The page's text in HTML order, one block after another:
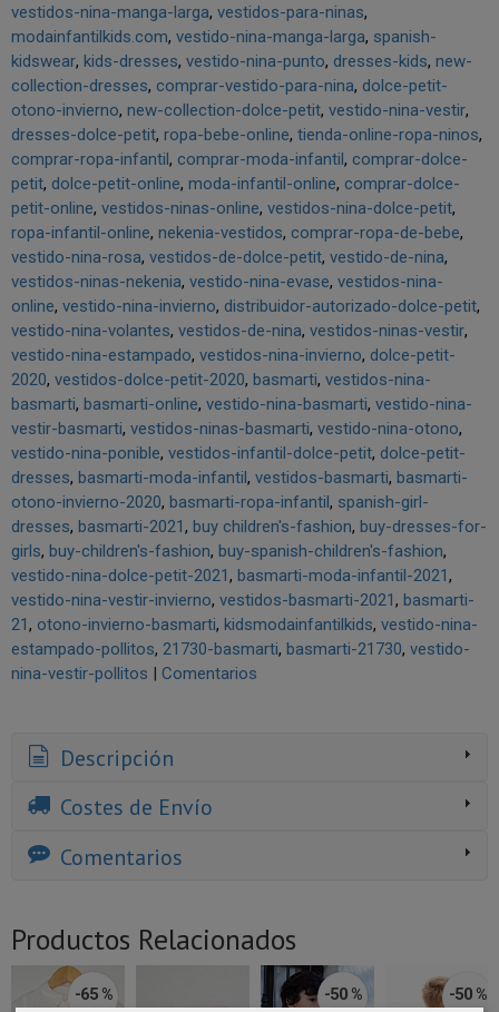
vestidos-nina-manga-larga vestidos-para-ninas
modainfantilkids.com vestido-nina-manga-larga spanish-
kidswear kids-dresses vestido-nina-punto dresses-kids new-
collection-dresses comprar-vestido-para-nina dolce-petit-
otono-invierno new-collection-dolce-petit vestido-nina-vestir
dresses-dolce-petit ropa-bebe-online tienda-online-ropa-ninos
comprar-ropa-infantil comprar-moda-infantil comprar-dolce-
petit dolce-petit-online moda-infantil-online comprar-dolce-
petit-online vestidos-ninas-online vestidos-nina-dolce-petit
ropa-infantil-online nekenia-vestidos comprar-ropa-de-bebe
vestido-nina-rosa vestidos-de-dolce-petit vestido-de-nina
vestidos-ninas-nekenia vestido-nina-evase vestidos-nina-
online vestido-nina-invierno distribuidor-autorizado-dolce-petit
vestido-nina-volantes vestidos-de-nina vestidos-ninas-vestir
vestido-nina-estampado vestidos-nina-invierno dolce-petit-
2020 vestidos-dolce-petit-2020 basmarti vestidos-nina-
basmarti basmarti-online vestido-nina-basmarti vestido-nina-
vestir-basmarti vestidos-ninas-basmarti vestido-nina-otono
vestido-nina-ponible vestidos-infantil-dolce-petit dolce-petit-
dresses basmarti-moda-infantil vestidos-basmarti basmarti-
otono-invierno-2020 basmarti-ropa-infantil spanish-girl-
dresses basmarti-2021 buy children's-fashion buy-dresses-for-
girls buy-children's-fashion buy-spanish-children's-fashion
vestido-nina-dolce-petit-2021 basmarti-moda-infantil-2021
vestido-nina-vestir-invierno vestidos-basmarti-2021 basmarti-
21
otono-invierno-basmarti kidsmodainfantilkids vestido-nina-
estampado-pollitos 21730-basmarti basmarti-21730 vestido-
nina-vestir-pollitos | Comentarios
Descripción
Costes de Envío
Comentarios
Productos Relacionados
-65 % -50 % -50 %